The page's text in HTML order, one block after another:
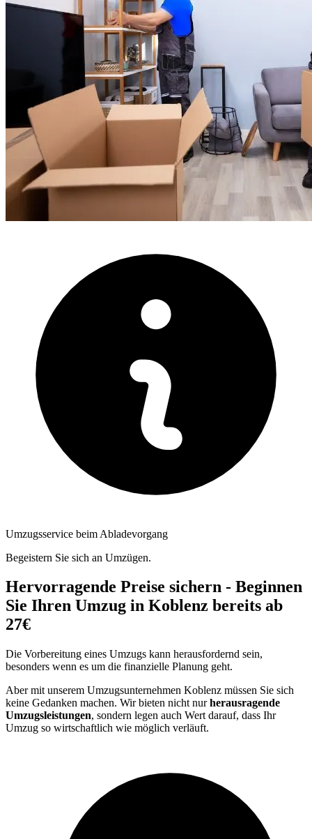
Umzugsservice beim Abladevorgang
Begeistern Sie sich an Umzügen.
Hervorragende Preise sichern - Beginnen
Sie Ihren Umzug in Koblenz bereits ab
27€
Die Vorbereitung eines Umzugs kann herausfordernd sein,
besonders wenn es um die finanzielle Planung geht.
Aber mit unserem Umzugsunternehmen Koblenz müssen Sie sich
keine Gedanken machen. Wir bieten nicht nurherausragende
Umzugsleistungen, sondern legen auch Wert darauf, dass Ihr
Umzug so wirtschaftlich wie möglich verläuft.